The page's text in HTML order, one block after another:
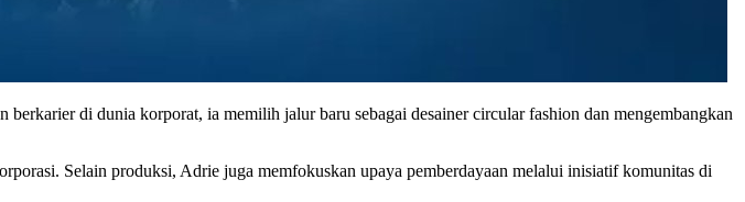
di dunia korporat, ia memilih jalur baru sebagai desainer circular fashion dan mengembangkan
Selain produksi, Adrie juga memfokuskan upaya pemberdayaan melalui inisiatif komunitas di